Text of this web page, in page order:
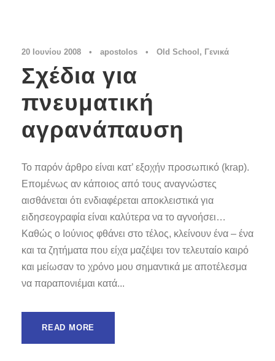
20 Ιουνίου 2008 • apostolos • Old School , Γενικά
Σχέδια για
πνευματική
αγρανάπαυση
Το παρόν άρθρο είναι κατ’ εξοχήν προσωπικό (krap).
Επομένως αν κάποιος από τους αναγνώστες
αισθάνεται ότι ενδιαφέρεται αποκλειστικά για
ειδησεογραφία είναι καλύτερα να το αγνοήσει…
Καθώς ο Ιούνιος φθάνει στο τέλος, κλείνουν ένα – ένα
και τα ζητήματα που είχα μαζέψει τον τελευταίο καιρό
και μείωσαν το χρόνο μου σημαντικά με αποτέλεσμα
να παραπονιέμαι κατά...
READ MORE